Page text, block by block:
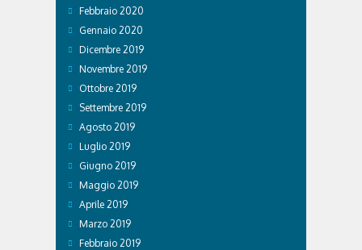
Febbraio 2020
Gennaio 2020
Dicembre 2019
Novembre 2019
Ottobre 2019
Settembre 2019
Agosto 2019
Luglio 2019
Giugno 2019
Maggio 2019
Aprile 2019
Marzo 2019
Febbraio 2019